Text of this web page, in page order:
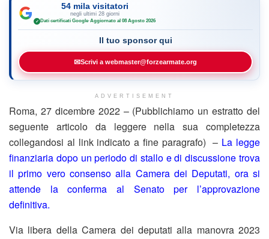
54 mila visitatori
negli ultimi 28 giorni
✓ Dati certificati Google·Aggiornato al 08 Agosto 2026
Il tuo sponsor qui
✉Scrivi a webmaster@forzearmate.org
ADVERTISEMENT
Roma, 27 dicembre 2022 – (Pubblichiamo un estratto del
seguente articolo da leggere nella sua completezza
collegandosi al link indicato a fine paragrafo) – La legge
finanziaria dopo un periodo di stallo e di discussione trova
il primo vero consenso alla Camera dei Deputati, ora si
attende la conferma al Senato per l’approvazione
definitiva.
Via libera della Camera dei deputati alla manovra 2023